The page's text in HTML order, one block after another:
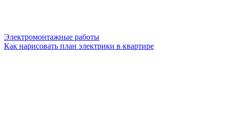
Электромонтажные работы
Как нарисовать план электрики в квартире